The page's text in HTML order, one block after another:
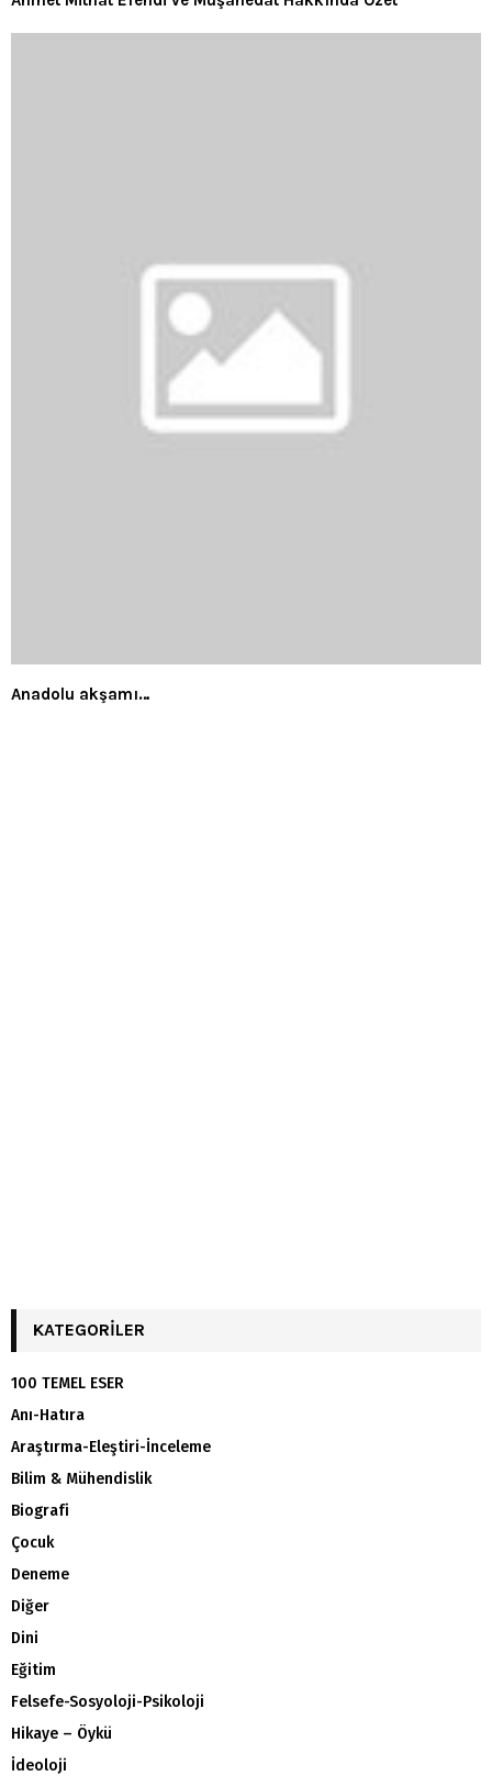
Anadolu akşamı…
KATEGORILER
100 TEMEL ESER
Anı-Hatıra
Araştırma-Eleştiri-İnceleme
Bilim & Mühendislik
Biografi
Çocuk
Deneme
Diğer
Dini
Eğitim
Felsefe-Sosyoloji-Psikoloji
Hikaye – Öykü
İdeoloji